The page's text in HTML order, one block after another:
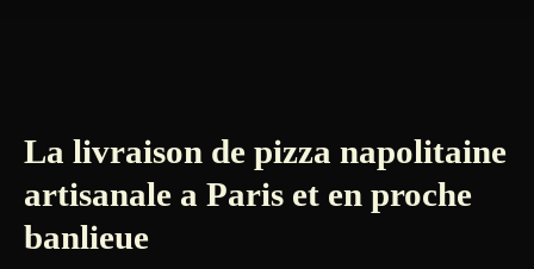
La livraison de pizza napolitaine
artisanale a Paris et en proche
banlieue